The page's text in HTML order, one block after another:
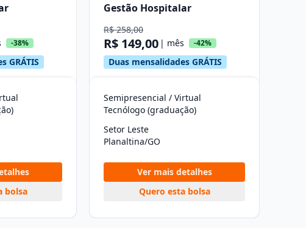
-38%
GRÁTIS
bolsa
Gestão Hospitalar
R$ 258,00
R$ 149,00 | mês -42%
Duas mensalidades GRÁTIS
Semipresencial / Virtual
Tecnólogo (graduação)
Setor Leste
Planaltina/GO
Ver mais detalhes
Quero esta bolsa